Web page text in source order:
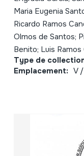
Maria Eugenia
Ricardo Ramos
Olmos de Santos;
Benito; Luis
Type de
Emplacement: V